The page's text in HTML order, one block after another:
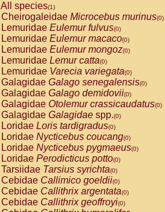
All species(1)
Cheirogaleidae Microcebus murinus(0)
Lemuridae Eulemur fulvus(0)
Lemuridae Eulemur macaco(0)
Lemuridae Eulemur mongoz(0)
Lemuridae Lemur catta(0)
Lemuridae Varecia variegata(0)
Galagidae Galago senegalensis(0)
Galagidae Galago demidovii(0)
Galagidae Otolemur crassicaudatus(0)
Galagidae Galagidae spp.(0)
Loridae Loris tardigradus(0)
Loridae Nycticebus coucang(0)
Loridae Nycticebus pygmaeus(0)
Loridae Perodicticus potto(0)
Tarsiidae Tarsius syrichta(0)
Cebidae Callimico goeldii(0)
Cebidae Callithrix argentata(0)
Cebidae Callithrix geoffroyi(0)